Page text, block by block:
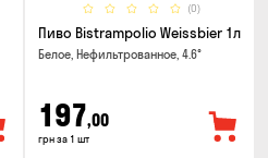
(0)
Пиво Bistrampolio Weissbier 1л
Белое, Нефильтрованное, 4.6°
197,00
грн за 1 шт